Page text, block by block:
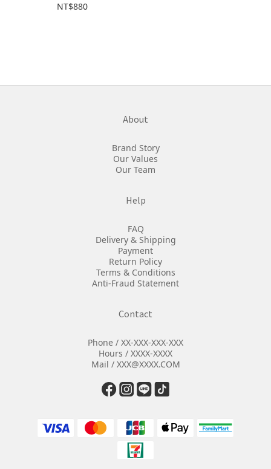
NT$880
About
Brand Story
Our Values
Our Team
Help
FAQ
Delivery & Shipping
Payment
Return Policy
Terms & Conditions
Anti-Fraud Statement
Contact
Phone / XX-XXX-XXX-XXX
Hours / XXXX-XXXX
Mail / XXX@XXXX.COM